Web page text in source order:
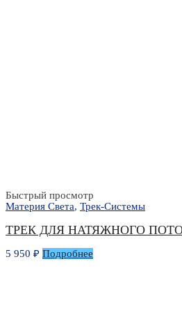
Быстрый просмотр
Материя Света, Трек-Системы
ТРЕК ДЛЯ НАТЯЖНОГО
5 950 ₽ Подробнее